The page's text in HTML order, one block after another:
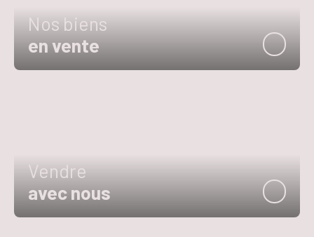
Nos biens
en vente
Vendre
avec nous